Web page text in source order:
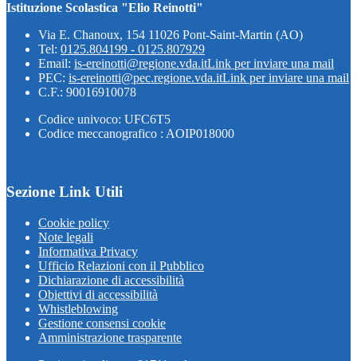
Istituzione Scolastica "Elio Reinotti"
Via E. Chanoux, 154 11026 Pont-Saint-Martin (AO)
Tel: 0125.804199 - 0125.807929
Email: is-ereinotti@regione.vda.itLink per inviare una mail
PEC: is-ereinotti@pec.regione.vda.itLink per inviare una mail
C.F.: 90016910078
Codice univoco: UFC6T5
Codice meccanografico : AOIP018000
Sezione Link Utili
Cookie policy
Note legali
Informativa Privacy
Ufficio Relazioni con il Pubblico
Dichiarazione di accessibilità
Obiettivi di accessibilità
Whistleblowing
Gestione consensi cookie
Amministrazione trasparente